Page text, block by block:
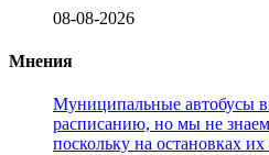
08-08-2026
Мнения
Муниципальные автобусы
расписанию, но мы не
поскольку на остановках их